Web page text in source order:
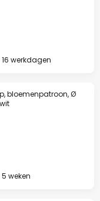
16 werkdagen
bloemenpatroon, Ø
weken